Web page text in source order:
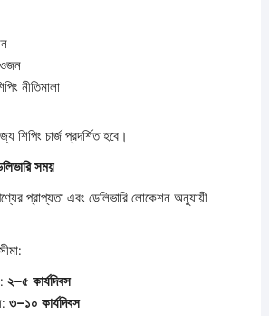
নীতিমালা
চার্জ প্রদর্শিত হবে।
সময়
প্রাপ্যতা এবং ডেলিভারি লোকেশন অনুযায়ী
২–৫ কার্যদিবস
৩–১০ কার্যদিবস